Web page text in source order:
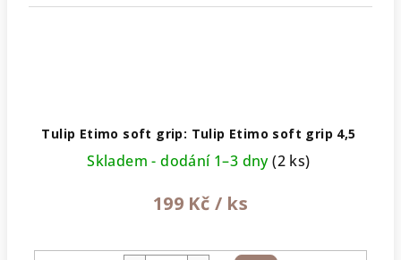
Tulip Etimo soft grip: Tulip Etimo soft grip 4,5
Skladem - dodání 1–3 dny(2 ks)
199 Kč / ks